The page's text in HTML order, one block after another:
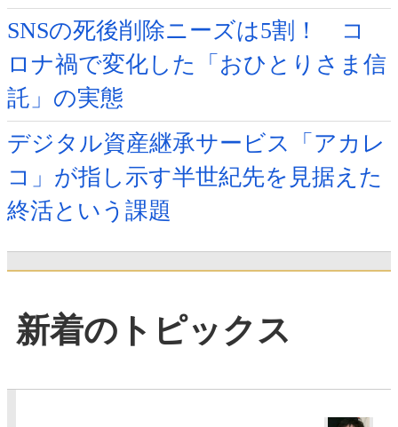
SNSの死後削除ニーズは5割！ コ
ロナ禍で変化した「おひとりさま信
託」の実態
デジタル資産継承サービス「アカレ
コ」が指し示す半世紀先を見据えた
終活という課題
新着のトピックス